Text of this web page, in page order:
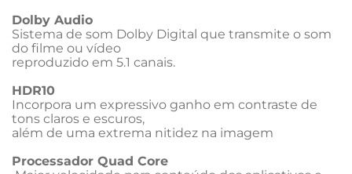
Dolby Audio
Sistema de som Dolby Digital que transmite o som
do filme ou vídeo
reproduzido em 5.1 canais.
HDR10
Incorpora um expressivo ganho em contraste de
tons claros e escuros,
além de uma extrema nitidez na imagem
Processador Quad Core